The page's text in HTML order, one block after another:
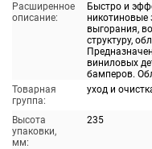
Расширенное
описание:
Быстро и
никотиновые
выгорания,
структуру,
виниловых
бамперов.
Товарная
группа:
уход и
Высота
упаковки,
мм:
235